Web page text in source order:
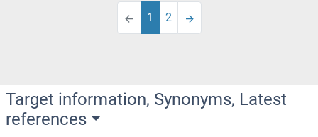
1 2
Target information, Synonyms, Latest
references